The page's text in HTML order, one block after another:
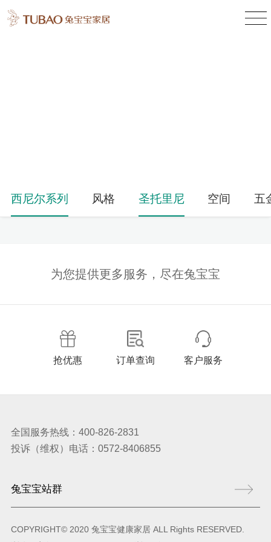
西尼尔系列 风格 圣托里尼 空间 五
为您提供更多服务，尽在兔宝宝
抢优惠 订单查询 客户服务
全国服务热线：400-826-2831
投诉（维权）电话：0572-8406855
COPYRIGHT© 2020 兔宝宝健康家居 ALL Rights RESERVED.